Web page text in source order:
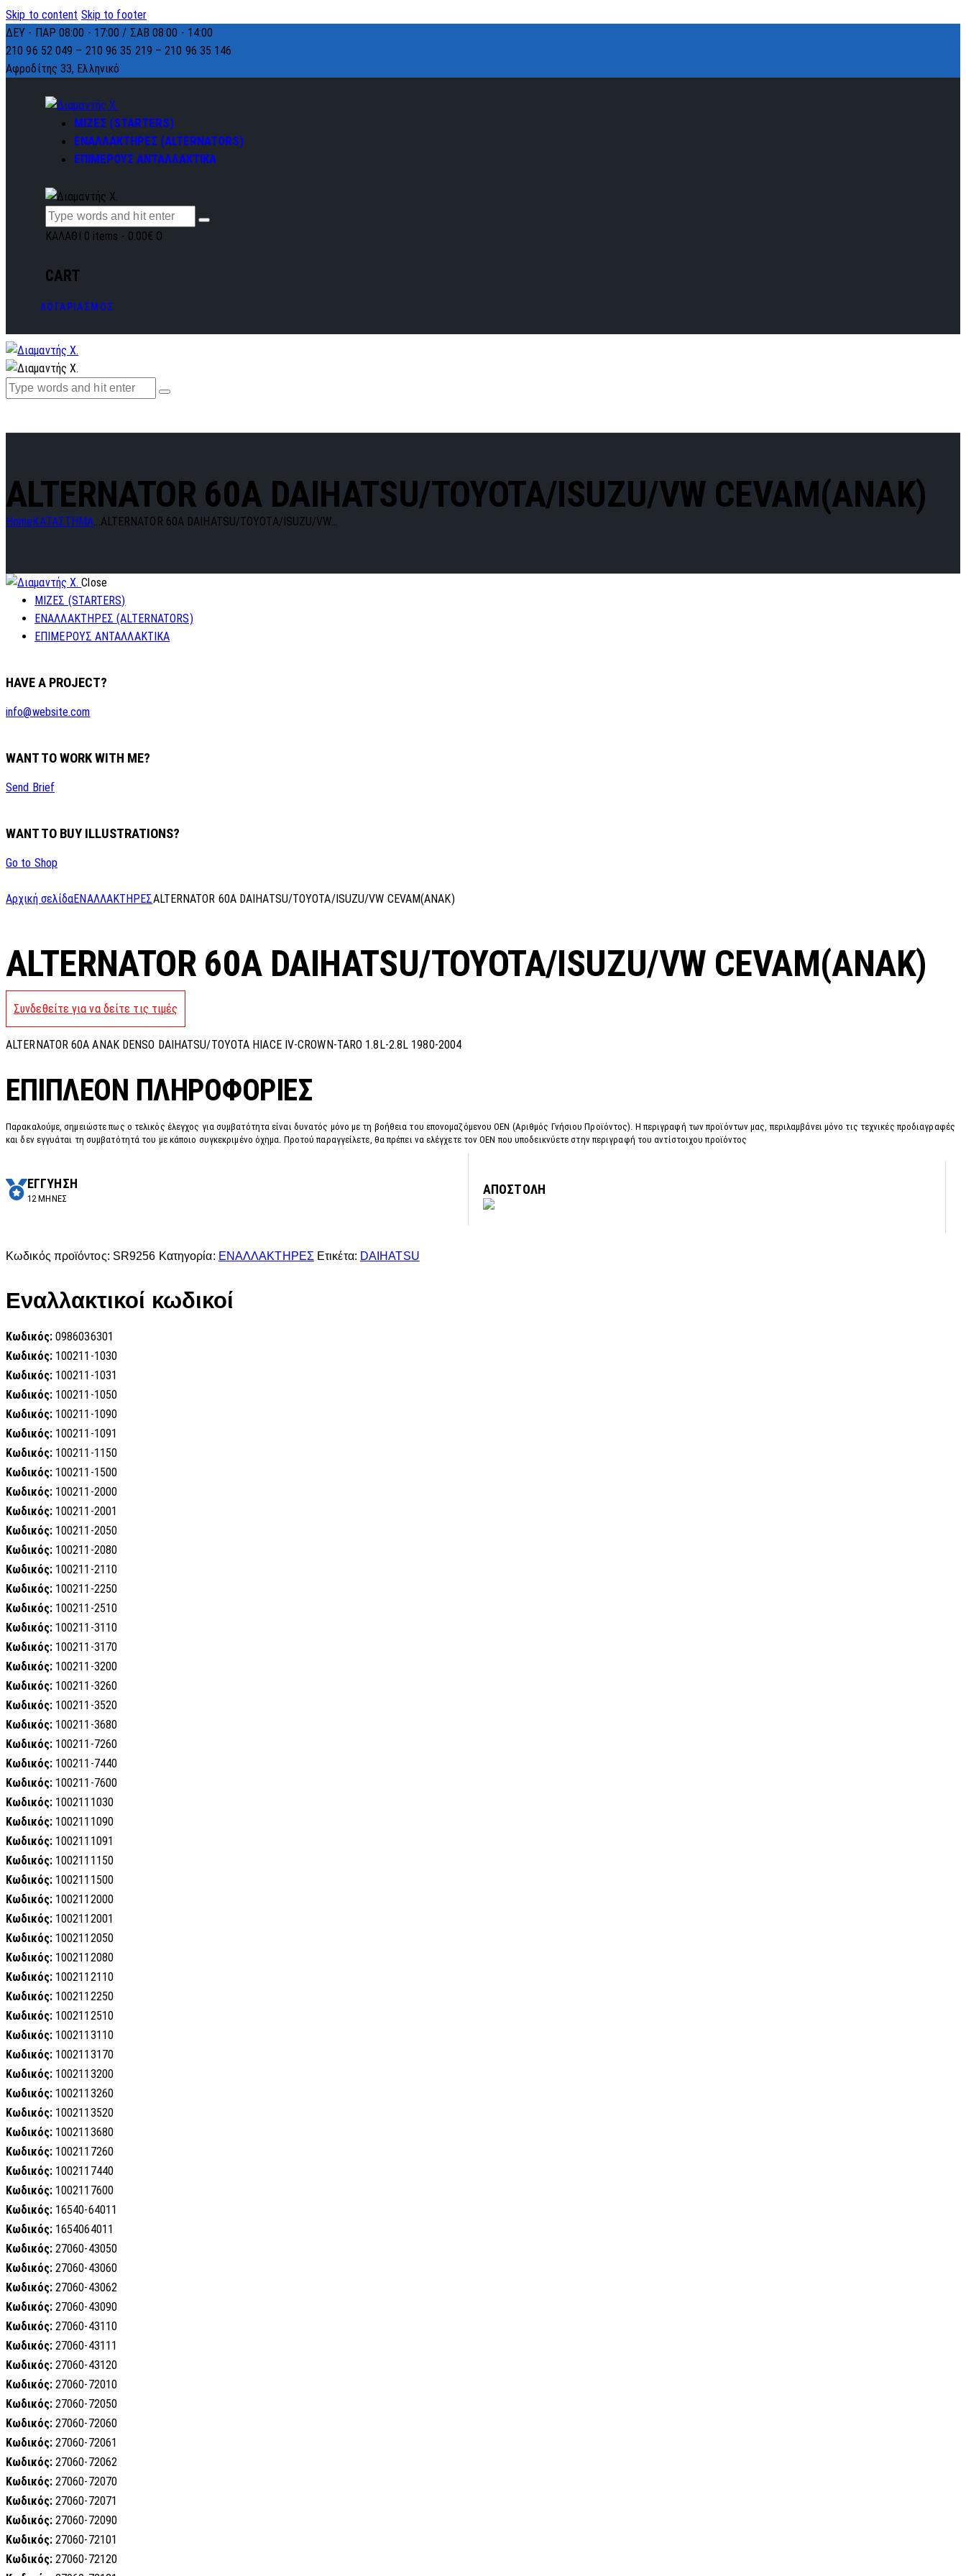
Skip to content Skip to footer
ΔΕΥ - ΠΑΡ 08:00 - 17:00 / ΣΑΒ 08:00 - 14:00
210 96 52 049 – 210 96 35 219 –210 96 35 146
Αφροδίτης 33, Ελληνικό
ΜΙΖΕΣ (STARTERS)
ΕΝΑΛΛΑΚΤΗΡΕΣ (ALTERNATORS)
ΕΠΙΜΕΡΟΥΣ ΑΝΤΑΛΛΑΚΤΙΚΑ
ΚΑΛΑΘΙ 0 items - 0.00€ 0
CART
ΛΟΓΑΡΙΑΣΜΟΣ
ALTERNATOR 60A DAIHATSU/TOYOTA/ISUZU/VW CEVAM(ANAK)
Home ΚΑΤΑΣΤΗΜΑ...ALTERNATOR 60A DAIHATSU/TOYOTA/ISUZU/VW...
Close
ΜΙΖΕΣ (STARTERS)
ΕΝΑΛΛΑΚΤΗΡΕΣ (ALTERNATORS)
ΕΠΙΜΕΡΟΥΣ ΑΝΤΑΛΛΑΚΤΙΚΑ
HAVE A PROJECT?
info@website.com
WANT TO WORK WITH ME?
Send Brief
WANT TO BUY ILLUSTRATIONS?
Go to Shop
Αρχική σελίδαΕΝΑΛΛΑΚΤΗΡΕΣALTERNATOR 60A DAIHATSU/TOYOTA/ISUZU/VW CEVAM(ANAK)
ALTERNATOR 60A DAIHATSU/TOYOTA/ISUZU/VW CEVAM(ANAK)
Συνδεθείτε για να δείτε τις τιμές
ALTERNATOR 60A ANAK DENSO DAIHATSU/TOYOTA HIACE IV-CROWN-TARO 1.8L-2.8L 1980-2004
ΕΠΙΠΛΈΟΝ ΠΛΗΡΟΦΟΡΊΕΣ
Παρακαλούμε, σημειώστε πως ο τελικός έλεγχος για συμβατότητα είναι δυνατός μόνο με τη βοήθεια του επονομαζόμενου OEN (Αριθμός Γνήσιου Προϊόντος). Η περιγραφή των προϊόντων μας, περιλαμβάνει μόνο τις τεχνικές προδιαγραφές
και δεν εγγυάται τη συμβατότητά του με κάποιο συγκεκριμένο όχημα. Προτού παραγγείλετε, θα πρέπει να ελέγχετε τον OEN που υποδεικνύετε στην περιγραφή του αντίστοιχου προϊόντος
ΕΓΓΥΗΣΗ
12 ΜΗΝΕΣ
ΑΠΟΣΤΟΛΗ
Κωδικός προϊόντος: SR9256 Κατηγορία: ΕΝΑΛΛΑΚΤΗΡΕΣ Ετικέτα: DAIHATSU
Εναλλακτικοί κωδικοί
Κωδικός: 0986036301
Κωδικός: 100211-1030
Κωδικός: 100211-1031
Κωδικός: 100211-1050
Κωδικός: 100211-1090
Κωδικός: 100211-1091
Κωδικός: 100211-1150
Κωδικός: 100211-1500
Κωδικός: 100211-2000
Κωδικός: 100211-2001
Κωδικός: 100211-2050
Κωδικός: 100211-2080
Κωδικός: 100211-2110
Κωδικός: 100211-2250
Κωδικός: 100211-2510
Κωδικός: 100211-3110
Κωδικός: 100211-3170
Κωδικός: 100211-3200
Κωδικός: 100211-3260
Κωδικός: 100211-3520
Κωδικός: 100211-3680
Κωδικός: 100211-7260
Κωδικός: 100211-7440
Κωδικός: 100211-7600
Κωδικός: 1002111030
Κωδικός: 1002111090
Κωδικός: 1002111091
Κωδικός: 1002111150
Κωδικός: 1002111500
Κωδικός: 1002112000
Κωδικός: 1002112001
Κωδικός: 1002112050
Κωδικός: 1002112080
Κωδικός: 1002112110
Κωδικός: 1002112250
Κωδικός: 1002112510
Κωδικός: 1002113110
Κωδικός: 1002113170
Κωδικός: 1002113200
Κωδικός: 1002113260
Κωδικός: 1002113520
Κωδικός: 1002113680
Κωδικός: 1002117260
Κωδικός: 1002117440
Κωδικός: 1002117600
Κωδικός: 16540-64011
Κωδικός: 1654064011
Κωδικός: 27060-43050
Κωδικός: 27060-43060
Κωδικός: 27060-43062
Κωδικός: 27060-43090
Κωδικός: 27060-43110
Κωδικός: 27060-43111
Κωδικός: 27060-43120
Κωδικός: 27060-72010
Κωδικός: 27060-72050
Κωδικός: 27060-72060
Κωδικός: 27060-72061
Κωδικός: 27060-72062
Κωδικός: 27060-72070
Κωδικός: 27060-72071
Κωδικός: 27060-72090
Κωδικός: 27060-72101
Κωδικός: 27060-72120